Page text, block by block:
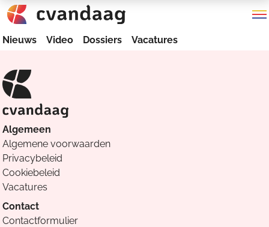
Nieuws Video Dossiers Vacatures
Algemeen
Algemene voorwaarden
Privacybeleid
Cookiebeleid
Vacatures
Contact
Contactformulier